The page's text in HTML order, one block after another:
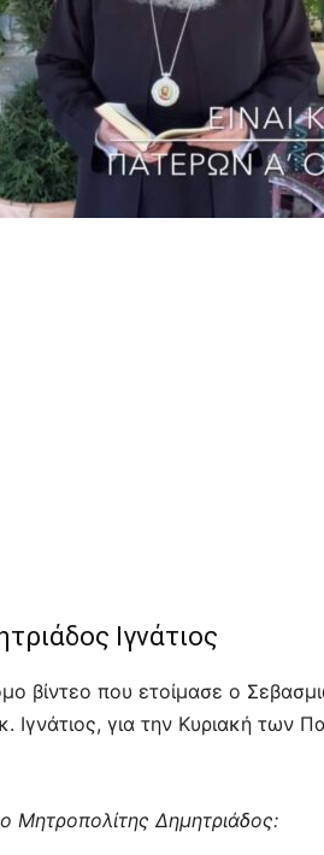
Ιγνάτιος
βίντεο που ετοίμασε ο
Ιγνάτιος, για την Κυριακή των
Μητροπολίτης Δημητριάδος: